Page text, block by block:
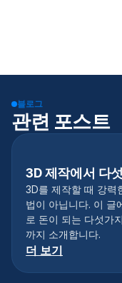
블로그
관련 포스트
3D 제작에서 다
3D를 제작할 때 강력
법이 아닙니다. 이 글
로 돈이 되는 다섯가
까지 소개합니다.
더 보기